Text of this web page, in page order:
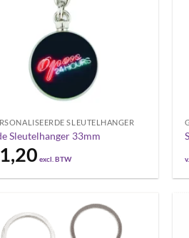
SLEUTELHANGER
Sleutelhanger 33mm
excl. BTW